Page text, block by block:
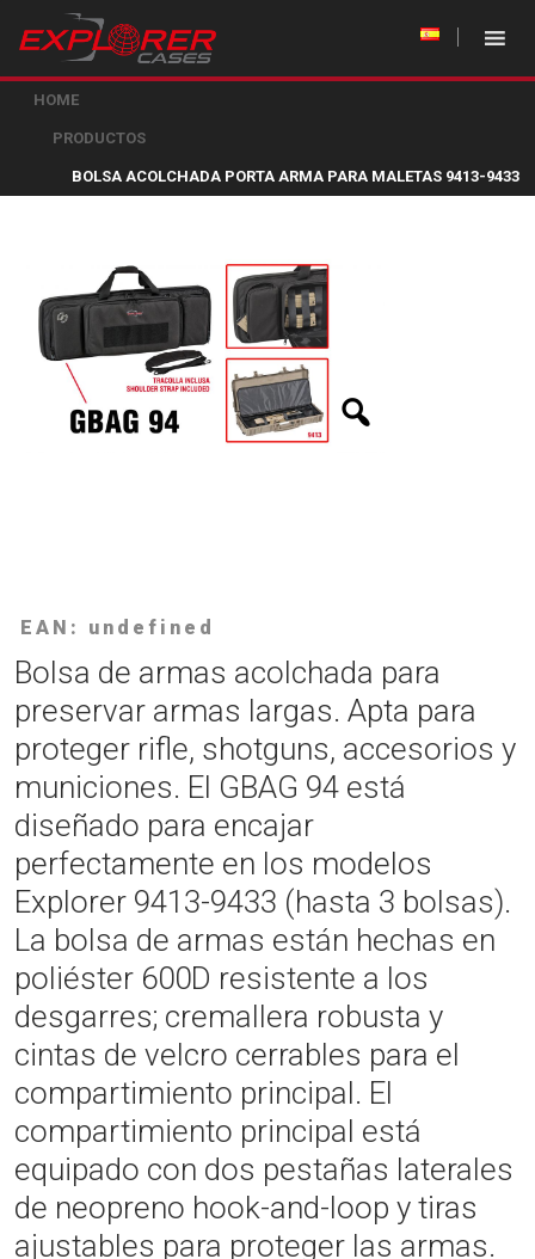
HOME
PRODUCTOS
BOLSA ACOLCHADA PORTA ARMA PARA MALETAS 9413-9433
EAN: undefined
Bolsa de armas acolchada para
preservar armas largas. Apta para
proteger rifle, shotguns, accesorios y
municiones. El GBAG 94 está
diseñado para encajar
perfectamente en los modelos
Explorer 9413-9433 (hasta 3 bolsas).
La bolsa de armas están hechas en
poliéster 600D resistente a los
desgarres; cremallera robusta y
cintas de velcro cerrables para el
compartimiento principal. El
compartimiento principal está
equipado con dos pestañas laterales
de neopreno hook-and-loop y tiras
ajustables para proteger las armas.